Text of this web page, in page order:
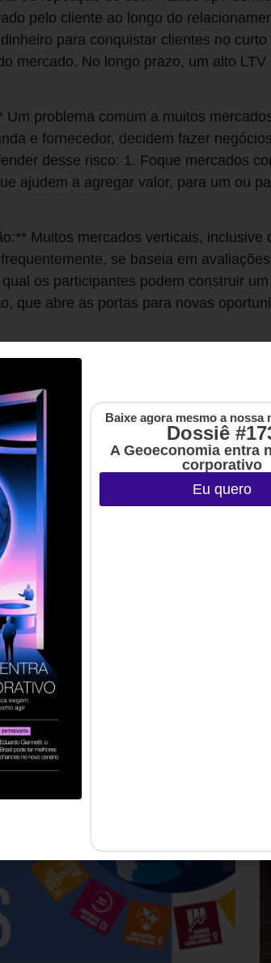
pelo cliente ao longo do
para conquistar clientes no
mercado. No longo prazo, um alto
problema comum a muitos
e fornecedor, decidem fazer
desse risco: 1. Foque mercados
ajudem a agregar valor, para um ou
Muitos mercados verticais, inclusive
se baseia em
os participantes podem construir
que abre as portas para novas
Baixe agora mesmo a nossa
Dossiê
A Geoeconomia entra
corporativo
Eu quero